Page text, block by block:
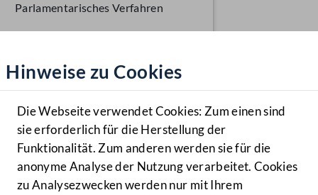
Hilfe
Benutzer
Navigationsmenü öffnen
MENÜ
Hinweise zu Cookies
Die Webseite verwendet Cookies: Zum einen sind
sie erforderlich für die Herstellung der
Funktionalität. Zum anderen werden sie für die
anonyme Analyse der Nutzung verarbeitet. Cookies
zu Analysezwecken werden nur mit Ihrem
Parlamentarisches Verfahren
Ausschussberatungen NR
Plenarberatungen NR
Einlangen BR
Ausschussberatungen BR